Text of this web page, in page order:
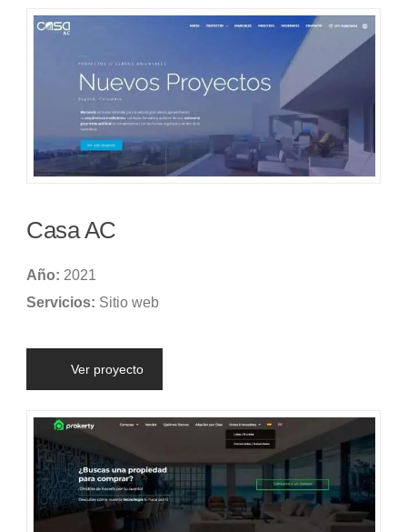
Casa AC
Año: 2021
Servicios: Sitio web
Ver proyecto